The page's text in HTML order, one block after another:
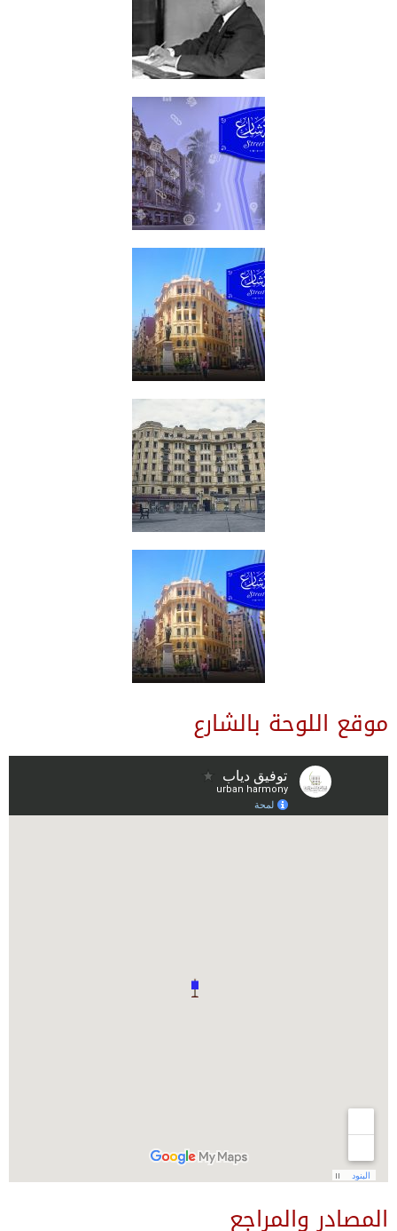
موقع اللوحة بالشارع
المصادر والمراجع